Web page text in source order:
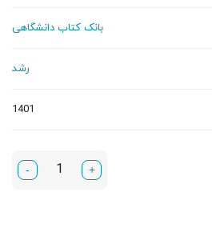
بانک کتاب دانشگاهی
رشد
1401
+
-